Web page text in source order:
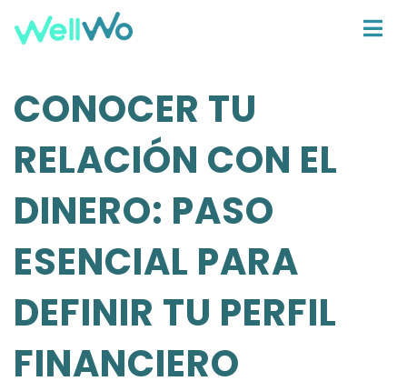
CONOCER TU
RELACIÓN CON EL
DINERO: PASO
ESENCIAL PARA
DEFINIR TU PERFIL
FINANCIERO